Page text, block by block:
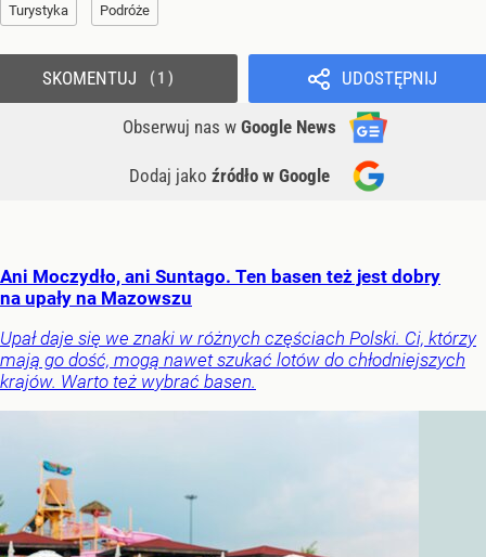
Turystyka Podróże
UDOSTĘPNIJ
Obserwuj nas w Google News
Dodaj jako źródło w Google
SKOMENTUJ 1
Ani Moczydło, ani Suntago. Ten basen też jest dobry
na upały na Mazowszu
Upał daje się we znaki w różnych częściach Polski. Ci, którzy
mają go dość, mogą nawet szukać lotów do chłodniejszych
krajów. Warto też wybrać basen.